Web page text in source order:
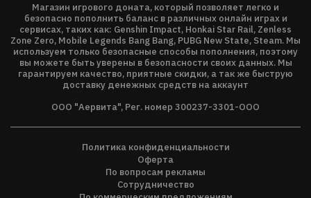
Магазин игрового доната, который позволяет легко и
безопасно пополнить баланс в различных онлайн играх и
сервисах, таких как: Genshin Impact, Honkai Star Rail, Zenless
Zone Zero, Mobile Legends Bang Bang, PUBG New State, Steam. Мы
используем только безопасные способы пополнения, поэтому
вы можете быть уверены в безопасности своих данных. Мы
гарантируем качество, приятные скидки, а так же быструю
доставку денежных средств на аккаунт
ООО "Аервита", Рег. номер 300237-3301-ООО
Политика конфиденциальности
Оферта
По вопросам рекламы
Сотрудничество